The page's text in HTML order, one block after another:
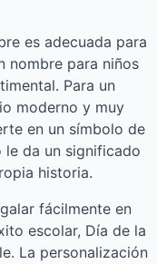
es adecuada para
nombre para niños
Para un
moderno y muy
en un símbolo de
le da un significado
historia.
fácilmente en
escolar, Día de la
La personalización